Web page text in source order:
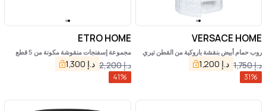
VERSACE HOME
روب حمام أبيض بنقشة باروكية من القطن تيري
د.إ1,750 د.إ 1,200
31%
ETRO HOME
مجموعة إسفنجات منقوشة مكونة من 5 قطع
د.إ2,200 د.إ 1,300
41%